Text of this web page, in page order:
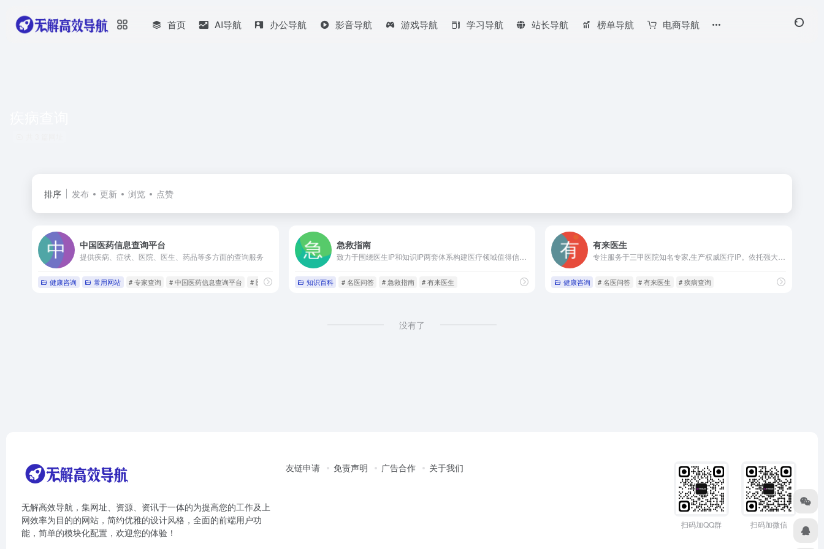
首页 AI导航 办公导航 影音导航 游戏导航 学习导航 站长导航 榜单导航 电商导航
排序 发布 更新 浏览 点赞
中国医药信息查询平台
提供疾病、症状、医院、医生、药品等多方面的查询服务
健康咨询 常用网站 # 专家查询 # 中国医药信息查询平台 # 医院查询
急救指南
致力于围绕医生IP和知识IP两套体系构建医疗领域值得信赖的科普知识平台
知识百科 # 名医问答 # 急救指南 # 有来医生
有来医生
健康咨询 # 名医问答 # 有来医生 # 疾病查询
没有了
无解高效导航，集网址、资源、资讯于一体的为提高您的工作及上
网效率为目的的网站，简约优雅的设计风格，全面的前端用户功
能，简单的模块化配置，欢迎您的体验！
友链申请 免责声明 广告合作 关于我们
扫码加QQ群 扫码加微信